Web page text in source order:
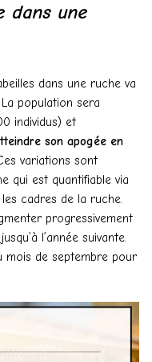
dans une
dans une ruche va
population sera
individus) et
son apogée en
variations sont
qui est quantifiable via
cadres de la ruche.
progressivement
l’année suivante.
mois de septembre pour